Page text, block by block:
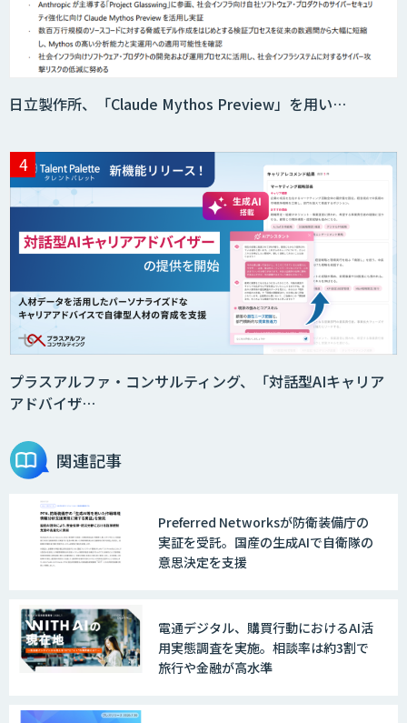
AI価格調査ツールSmapra
secondz Agentsense
Smart Search
法人向けAIエージェント「OfficeAI社
2層ナレッジ×AIで顧客コミュニケーシ
ョンを効率化「ZEROCK」
戦略策定から実装まで一気通貫のAIエー
ジェント開発
WARP NEXT
LINE WORKS AiNote
日立製作所、「Claude Mythos Preview」を用い…
プラスアルファ・コンサルティング、「対話型AIキャリア
アドバイザ…
関連記事
Preferred Networksが防衛装備庁の
実証を受託。国産の生成AIで自衛隊の
意思決定を支援
電通デジタル、購買行動におけるAI活
用実態調査を実施。相談率は約3割で
旅行や金融が高水準